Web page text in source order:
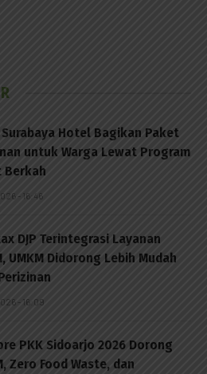
Surabaya Hotel Bagikan Paket
untuk Warga Lewat Program
Berkah
- 16:46
DJP Terintegrasi Layanan
UMKM Didorong Lebih Mudah
- 16:09
PKK Sidoarjo 2026 Dorong
Zero Food Waste, dan